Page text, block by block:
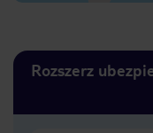
Rozszerz